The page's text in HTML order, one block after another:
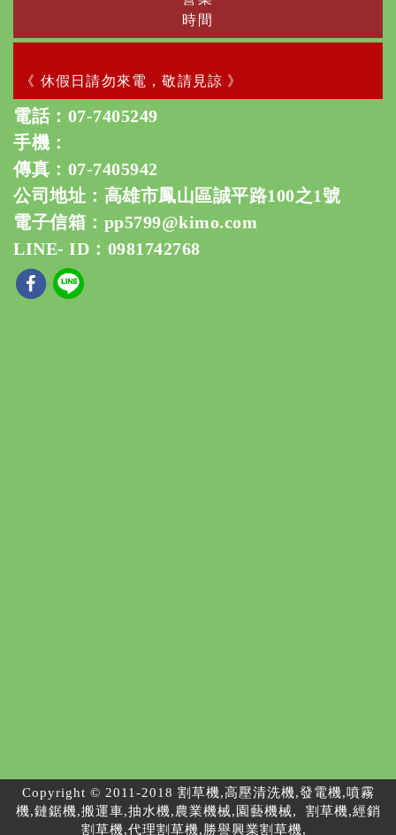
時間
《 休假日請勿來電，敬請見諒 》
電話： 07-7405249
手機：
傳真：07-7405942
公司地址：高雄市鳳山區誠平路100之1號
電子信箱： pp5799@kimo.com
LINE- ID：0981742768
Copyright © 2011-2018 割草機,高壓清洗機,發電機,噴霧
機,鏈鋸機,搬運車,抽水機,農業機械,園藝機械, 割草機,經銷
割草機,代理割草機,勝譽興業割草機,